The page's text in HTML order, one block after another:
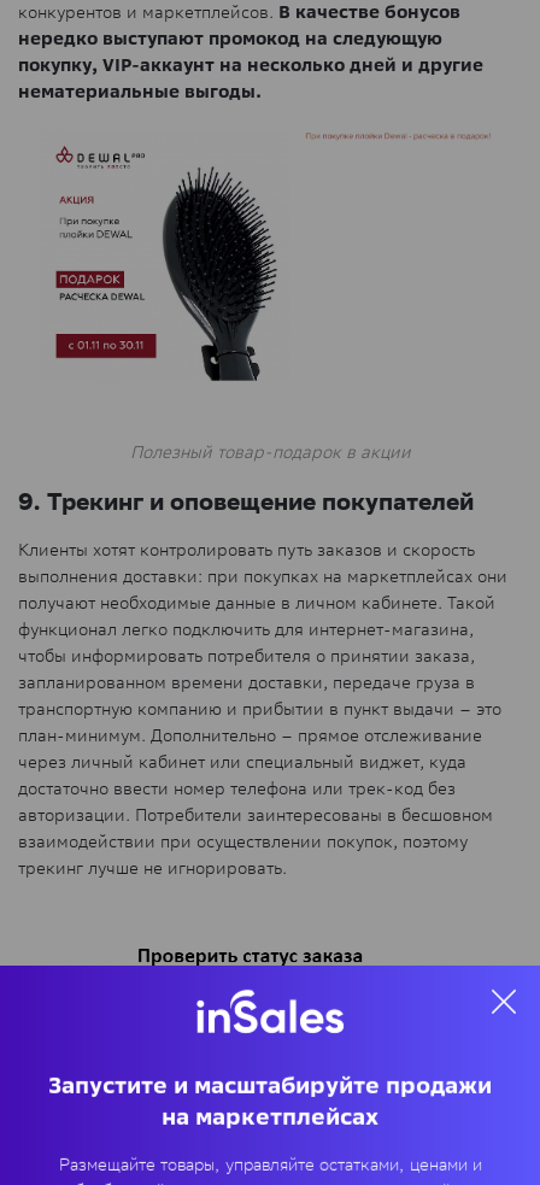
конкурентов и маркетплейсов. В качестве бонусов
нередко выступают промокод на следующую
покупку, VIP-аккаунт на несколько дней и другие
нематериальные выгоды.
Полезный товар-подарок в акции
9. Трекинг и оповещение покупателей
Клиенты хотят контролировать путь заказов и скорость
выполнения доставки: при покупках на маркетплейсах они
получают необходимые данные в личном кабинете. Такой
функционал легко подключить для интернет-магазина,
чтобы информировать потребителя о принятии заказа,
запланированном времени доставки, передаче груза в
транспортную компанию и прибытии в пункт выдачи – это
план-минимум. Дополнительно – прямое отслеживание
через личный кабинет или специальный виджет, куда
достаточно ввести номер телефона или трек-код без
авторизации. Потребители заинтересованы в бесшовном
взаимодействии при осуществлении покупок, поэтому
трекинг лучше не игнорировать.
Запустите и масштабируйте продажи
на маркетплейсах
Размещайте товары, управляйте остатками, ценами и